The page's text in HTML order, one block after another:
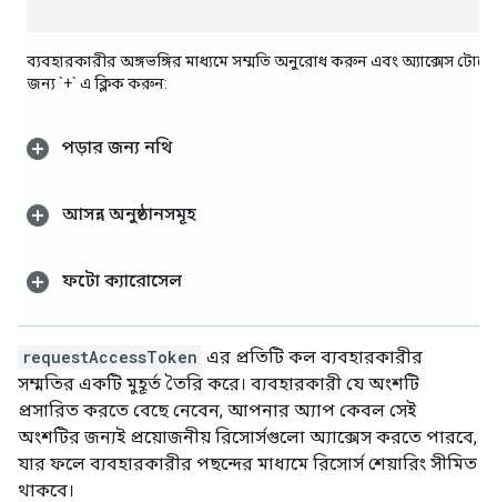
ব্যবহারকারীর অঙ্গভঙ্গির মাধ্যমে সম্মতি অনুরোধ করুন এবং অ্যাক্সেস
জন্য `+` এ ক্লিক করুন:
পড়ার জন্য নথি
আসন্ন অনুষ্ঠানসমূহ
ফটো ক্যারোসেল
requestAccessToken এর প্রতিটি কল ব্যবহারকারীর
সম্মতির একটি মুহূর্ত তৈরি করে। ব্যবহারকারী যে অংশটি
প্রসারিত করতে বেছে নেবেন, আপনার অ্যাপ কেবল সেই
অংশটির জন্যই প্রয়োজনীয় রিসোর্সগুলো অ্যাক্সেস করতে পারবে,
যার ফলে ব্যবহারকারীর পছন্দের মাধ্যমে রিসোর্স শেয়ারিং সীমিত
থাকবে।